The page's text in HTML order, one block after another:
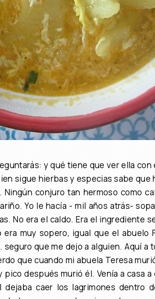
y qué tiene que ver ella con
sigue hierbas y especias sabe que
conjuro tan hermoso como
Yo le hacía - mil años atrás-
No era el caldo. Era el ingrediente
muy sopero, igual que el abuelo
que me dejo a alguien. Aquí a
que cuando mi abuela Teresa
después murió él. Venía a casa a
dejaba caer los lagrimones dentro